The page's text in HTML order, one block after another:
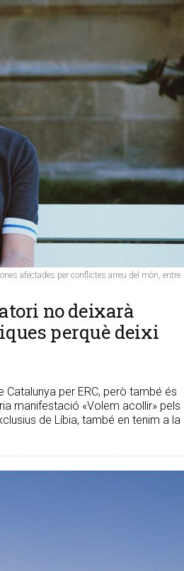
afectades per conflictes arreu del món, entre
no deixarà
perquè deixi
Catalunya per ERC, però també és
manifestació «Volem acollir» pels
de Líbia, també en tenim a la